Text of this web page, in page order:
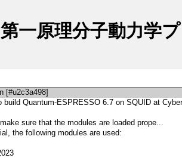
第一原理分子動力学